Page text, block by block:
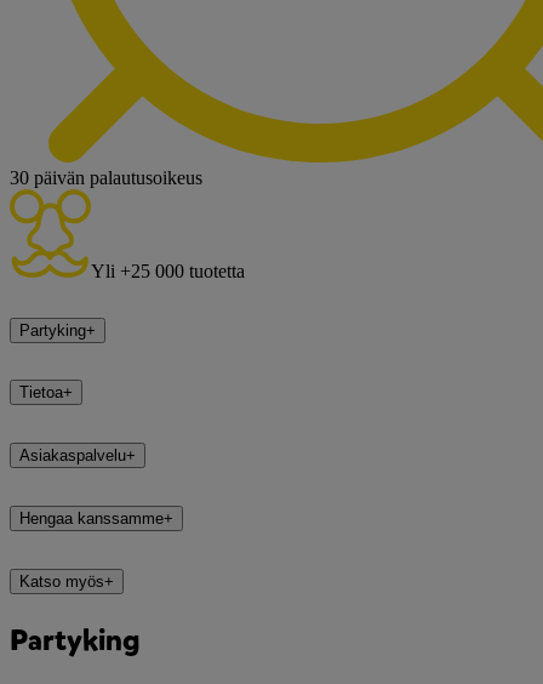
30 päivän palautusoikeus
Yli +25 000 tuotetta
Partyking+
Tietoa+
Asiakaspalvelu+
Hengaa kanssamme+
Katso myös+
Partyking